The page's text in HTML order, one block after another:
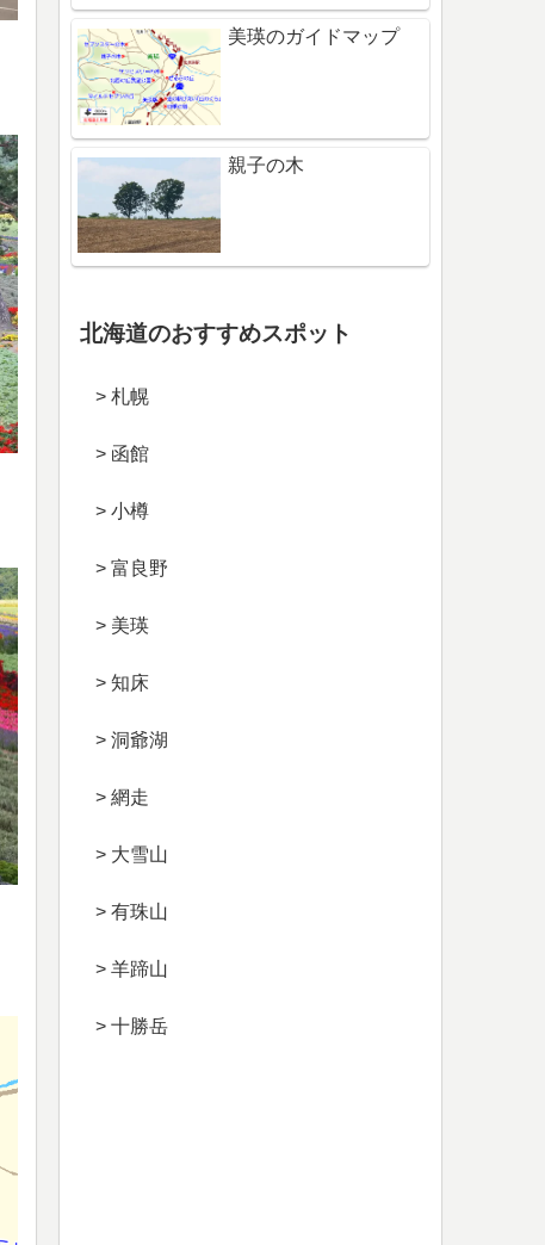
美瑛のガイドマップ
親子の木
北海道のおすすめスポット
> 札幌
> 函館
> 小樽
> 富良野
> 美瑛
> 知床
> 洞爺湖
> 網走
> 大雪山
> 有珠山
> 羊蹄山
> 十勝岳